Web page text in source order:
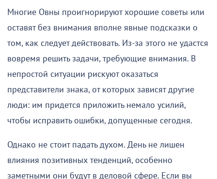
Многие Овны проигнорируют хорошие советы или
оставят без внимания вполне явные подсказки о
том, как следует действовать. Из-за этого не удастся
вовремя решить задачи, требующие внимания. В
непростой ситуации рискуют оказаться
представители знака, от которых зависят другие
люди: им придется приложить немало усилий,
чтобы исправить ошибки, допущенные сегодня.
Однако не стоит падать духом. День не лишен
влияния позитивных тенденций, особенно
заметными они будут в деловой сфере. Если вы